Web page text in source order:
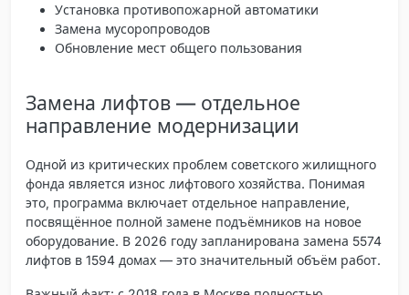
Установка противопожарной автоматики
Замена мусоропроводов
Обновление мест общего пользования
Замена лифтов — отдельное
направление модернизации
Одной из критических проблем советского жилищного
фонда является износ лифтового хозяйства. Понимая
это, программа включает отдельное направление,
посвящённое полной замене подъёмников на новое
оборудование. В 2026 году запланирована замена 5574
лифтов в 1594 домах — это значительный объём работ.